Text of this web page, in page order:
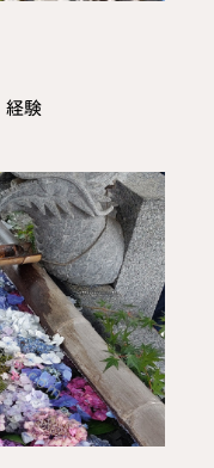
経験